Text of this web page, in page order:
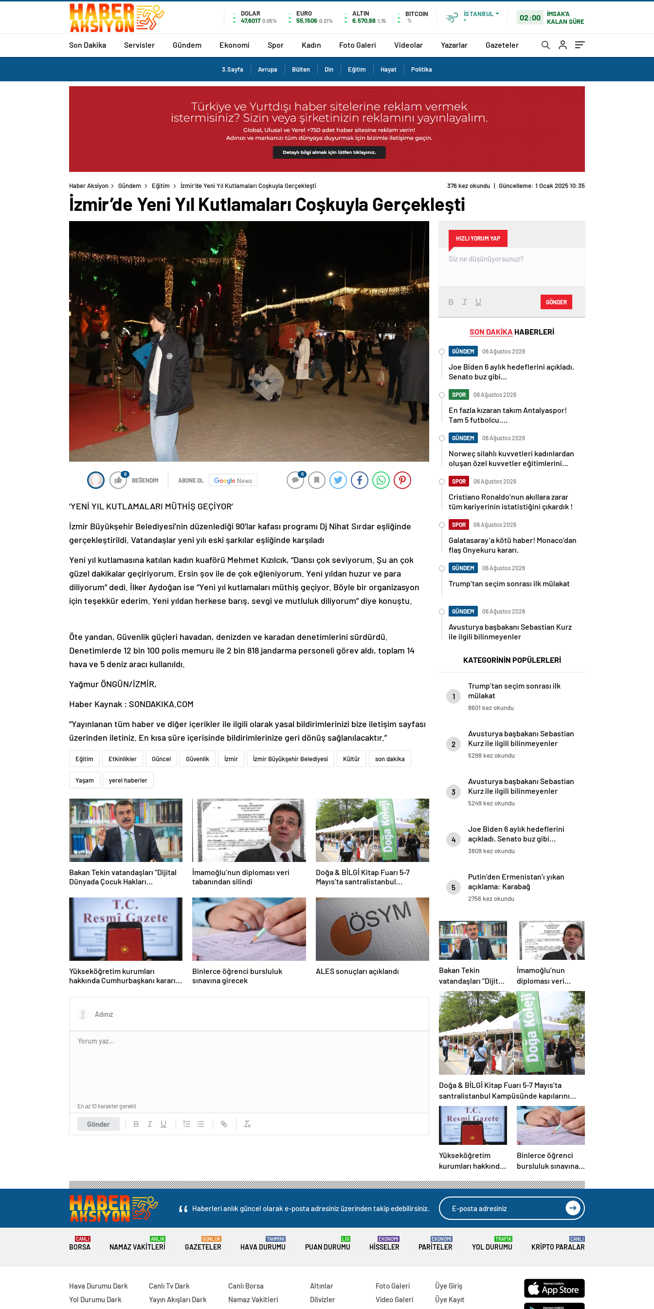
DOLAR
47,6017 0.05%
EURO
55,1506 0.21%
ALTIN
6.570,66 1,15
BITCOIN
%
İSTANBUL
°
02:00
İMSAK'A
KALAN SÜRE
Son Dakika Servisler Gündem Ekonomi Spor Kadın Foto Galeri Videolar Yazarlar Gazeteler
3.Sayfa Avrupa Bülten Din Eğitim Hayat Politika
Haber Aksiyon Gündem Eğitim İzmir’de Yeni Yıl Kutlamaları Coşkuyla Gerçekleşti 376 kez okundu | Güncelleme: 1 Ocak 2025 10:35
İzmir’de Yeni Yıl Kutlamaları Coşkuyla Gerçekleşti
0
BEĞENDİM ABONE OL News
0
‘YENİ YIL KUTLAMALARI MÜTHİŞ GEÇİYOR’
İzmir Büyükşehir Belediyesi’nin düzenlediği 90’lar kafası programı Dj Nihat Sırdar eşliğinde
gerçekleştirildi. Vatandaşlar yeni yılı eski şarkılar eşliğinde karşıladı
Yeni yıl kutlamasına katılan kadın kuaförü Mehmet Kızılcık, “Dansı çok seviyorum. Şu an çok
güzel dakikalar geçiriyorum. Ersin şov ile de çok eğleniyorum. Yeni yıldan huzur ve para
diliyorum” dedi. İlker Aydoğan ise “Yeni yıl kutlamaları müthiş geçiyor. Böyle bir organizasyon
için teşekkür ederim. Yeni yıldan herkese barış, sevgi ve mutluluk diliyorum” diye konuştu.
Öte yandan, Güvenlik güçleri havadan, denizden ve karadan denetimlerini sürdürdü.
Denetimlerde 12 bin 100 polis memuru ile 2 bin 818 jandarma personeli görev aldı, toplam 14
hava ve 5 deniz aracı kullanıldı.
Yağmur ÖNGÜN/İZMİR,
Haber Kaynak : SONDAKIKA.COM
“Yayınlanan tüm haber ve diğer içerikler ile ilgili olarak yasal bildirimlerinizi bize iletişim sayfası
üzerinden iletiniz. En kısa süre içerisinde bildirimlerinize geri dönüş sağlanılacaktır.”
Eğitim Etkinlikler Güncel Güvenlik İzmir İzmir Büyükşehir Belediyesi Kültür son dakika
Yaşam yerel haberler
Bakan Tekin vatandaşları “Dijital
Dünyada Çocuk Hakları
etti
İmamoğlu’nun diploması veri
tabanından silindi
Doğa & BİLGİ Kitap Fuarı 5-7
Mayıs’ta santralistanbul
Yükseköğretim kurumları
hakkında Cumhurbaşkanı kararı
Binlerce öğrenci bursluluk
sınavına girecek
ALES sonuçları açıklandı
Gönder
En az 10 karakter gerekli
HIZLI YORUM YAP
GÖNDER
SON DAKİKA HABERLERİ
GÜNDEM 06 Ağustos 2026
Joe Biden 6 aylık hedeflerini açıkladı.
Senato buz gibi…
SPOR 06 Ağustos 2026
En fazla kızaran takım Antalyaspor!
Tam 5 futbolcu….
GÜNDEM 06 Ağustos 2026
Norweç silahlı kuvvetleri kadınlardan
oluşan özel kuvvetler eğitimlerini
SPOR 06 Ağustos 2026
Cristiano Ronaldo’nun akıllara zarar
tüm kariyerinin istatistiğini çıkardık !
SPOR 06 Ağustos 2026
Galatasaray’a kötü haber! Monaco’dan
flaş Onyekuru kararı.
GÜNDEM 06 Ağustos 2026
Trump’tan seçim sonrası ilk mülakat
GÜNDEM 06 Ağustos 2026
Avusturya başbakanı Sebastian Kurz
ile ilgili bilinmeyenler
KATEGORİNİN POPÜLERLERİ
1
Trump’tan seçim sonrası ilk
mülakat
8601 kez okundu
2
Avusturya başbakanı Sebastian
Kurz ile ilgili bilinmeyenler
5298 kez okundu
3
Avusturya başbakanı Sebastian
Kurz ile ilgili bilinmeyenler
5249 kez okundu
4
Joe Biden 6 aylık hedeflerini
açıkladı. Senato buz gibi…
3809 kez okundu
5
Putin’den Ermenistan’ı yıkan
açıklama: Karabağ
Azerbaycan’ın ayrılmaz bir
2756 kez okundu
Bakan Tekin
vatandaşları “Dijital
Dünyada Çocuk
Hakları
Sözleşmesi”ni
imzalamaya davet
etti
İmamoğlu’nun
diploması veri
tabanından silindi
Doğa & BİLGİ Kitap Fuarı 5-7 Mayıs’ta
santralistanbul Kampüsünde kapılarını
açıyor
Yükseköğretim
kurumları hakkında
kararı Resmi
Gazete’de
Binlerce öğrenci
bursluluk sınavına
Haberleri anlık güncel olarak e-posta adresiniz üzerinden takip edebilirsiniz.
BORSA
CANLI
NAMAZ VAKITLERI
ANLIK
GAZETELER
GÜNLÜK
HAVA DURUMU
TAHMİNİ
PUAN DURUMU
LİG
HISSELER
EKONOMİ
PARITELER
EKONOMİ
YOL DURUMU
TRAFİK
KRIPTO PARALAR
CANLI
Hava Durumu Dark
Yol Durumu Dark
Canlı Tv Dark
Yayın Akışları Dark
Canlı Borsa
Namaz Vakitleri
Altınlar
Dövizler
Foto Galeri
Video Galeri
Üye Giriş
Üye Kayıt